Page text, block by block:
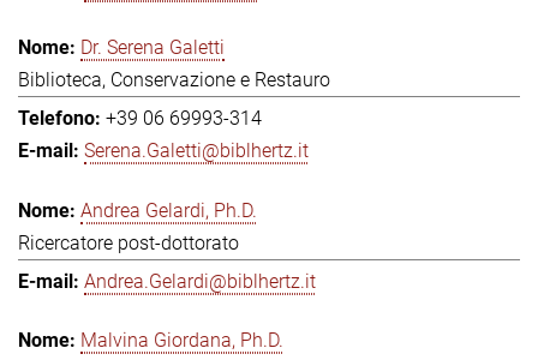
Dr. Serena Galetti
Biblioteca, Conservazione e Restauro
+39 06 69993-314
Serena.Galetti@biblhertz.it
Andrea Gelardi, Ph.D.
Ricercatore post-dottorato
Andrea.Gelardi@biblhertz.it
Malvina Giordana, Ph.D.